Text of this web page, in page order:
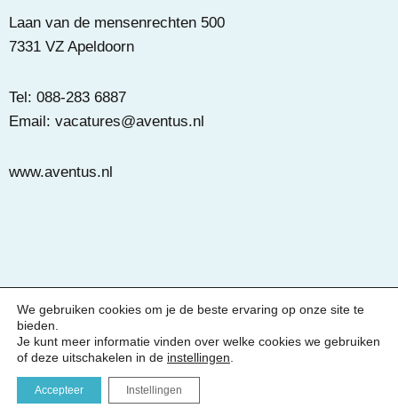
Laan van de mensenrechten 500
7331 VZ Apeldoorn
Tel: 088-283 6887
Email: vacatures@aventus.nl
www.aventus.nl
Privacy
We gebruiken cookies om je de beste ervaring op onze site te
bieden.
Je kunt meer informatie vinden over welke cookies we gebruiken
of deze uitschakelen in de instellingen
Accepteer Instellingen